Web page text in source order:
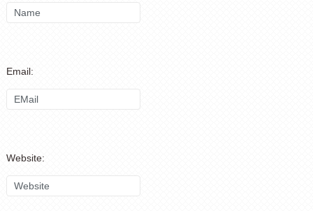
Email:
Website: